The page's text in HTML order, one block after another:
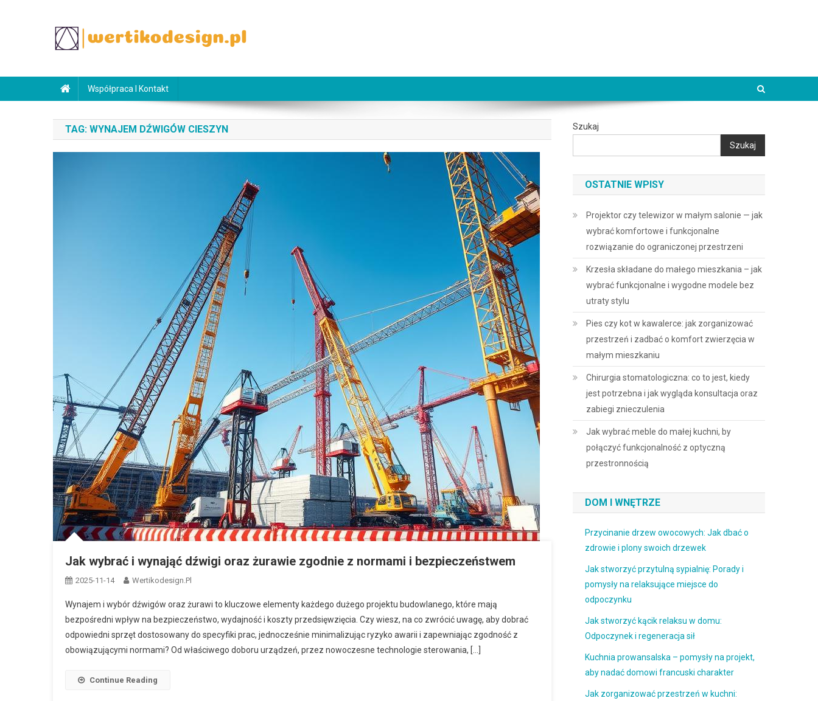
Współpraca I Kontakt
TAG: WYNAJEM DŹWIGÓW CIESZYN
Jak wybrać i wynająć dźwigi oraz żurawie zgodnie z normami i bezpieczeństwem
2025-11-14 Wertikodesign.pl
Wynajem i wybór dźwigów oraz żurawi to kluczowe elementy każdego dużego projektu budowlanego, które mają
bezpośredni wpływ na bezpieczeństwo, wydajność i koszty przedsięwzięcia. Czy wiesz, na co zwrócić uwagę, aby dobrać
odpowiedni sprzęt dostosowany do specyfiki prac, jednocześnie minimalizując ryzyko awarii i zapewniając zgodność z
obowiązującymi normami? Od właściwego doboru urządzeń, przez nowoczesne technologie sterowania, […]
Continue Reading
Szukaj
Szukaj
OSTATNIE WPISY
Projektor czy telewizor w małym salonie — jak
wybrać komfortowe i funkcjonalne
rozwiązanie do ograniczonej przestrzeni
Krzesła składane do małego mieszkania – jak
wybrać funkcjonalne i wygodne modele bez
utraty stylu
Pies czy kot w kawalerce: jak zorganizować
przestrzeń i zadbać o komfort zwierzęcia w
małym mieszkaniu
Chirurgia stomatologiczna: co to jest, kiedy
jest potrzebna i jak wygląda konsultacja oraz
zabiegi znieczulenia
Jak wybrać meble do małej kuchni, by
połączyć funkcjonalność z optyczną
przestronnością
DOM I WNĘTRZE
Przycinanie drzew owocowych: Jak dbać o
zdrowie i plony swoich drzewek
Jak stworzyć przytulną sypialnię: Porady i
pomysły na relaksujące miejsce do
odpoczynku
Jak stworzyć kącik relaksu w domu:
Odpoczynek i regeneracja sił
Kuchnia prowansalska – pomysły na projekt,
aby nadać domowi francuski charakter
Jak zorganizować przestrzeń w kuchni: